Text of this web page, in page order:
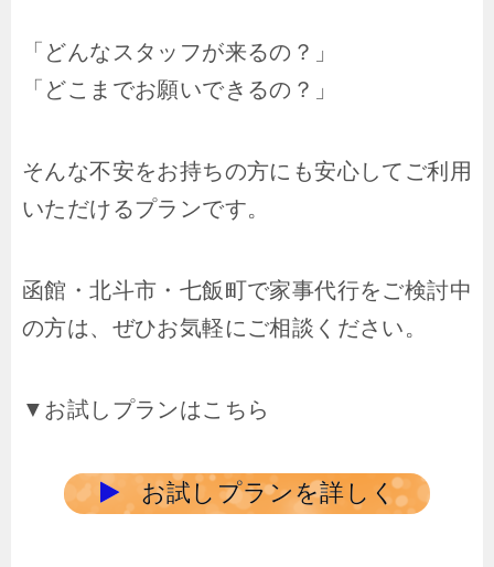
「どんなスタッフが来るの？」
「どこまでお願いできるの？」
そんな不安をお持ちの方にも安心してご利用
いただけるプランです。
函館・北斗市・七飯町で家事代行をご検討中
の方は、ぜひお気軽にご相談ください。
▼お試しプランはこちら
お試しプランを詳しく